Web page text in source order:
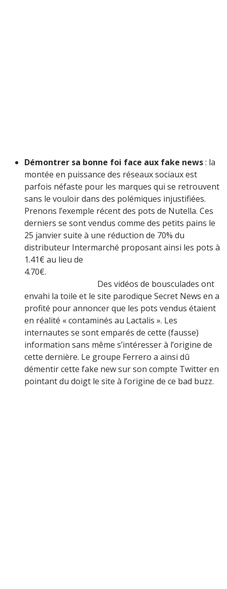
Démontrer sa bonne foi face aux fake news: la
montée en puissance des réseaux sociaux est
parfois néfaste pour les marques qui se retrouvent
sans le vouloir dans des polémiques injustifiées.
Prenons l’exemple récent des pots de Nutella. Ces
derniers se sont vendus comme des petits pains le
25 janvier suite à une réduction de 70% du
distributeur Intermarché proposant ainsi les pots à
1.41€ au lieu de
4.70€.
Des vidéos de bousculades ont
envahi la toile et le site parodique Secret News en a
profité pour annoncer que les pots vendus étaient
en réalité « contaminés au Lactalis ». Les
internautes se sont emparés de cette (fausse)
information sans même s’intéresser à l’origine de
cette dernière. Le groupe Ferrero a ainsi dû
démentir cette fake new sur son compte Twitter en
pointant du doigt le site à l’origine de ce bad buzz.